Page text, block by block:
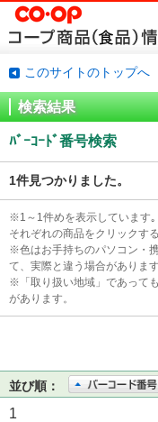
このサイトのトップへ
検索結果
ﾊﾞｰｺｰﾄﾞ番号検索
1件見つかりました。
※1～1件めを表示しています｡
それぞれの商品をクリックす
※色はお手持ちのパソコン・
て、実際と違う場合があります
※「取り扱い地域」であって
があります。
並び順：
1